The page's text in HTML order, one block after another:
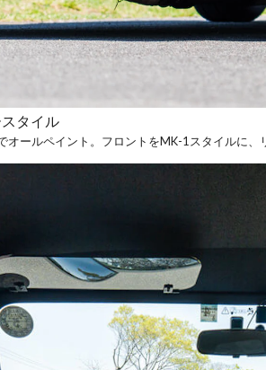
タイル
ールペイント。フロントをMK-1スタイルに